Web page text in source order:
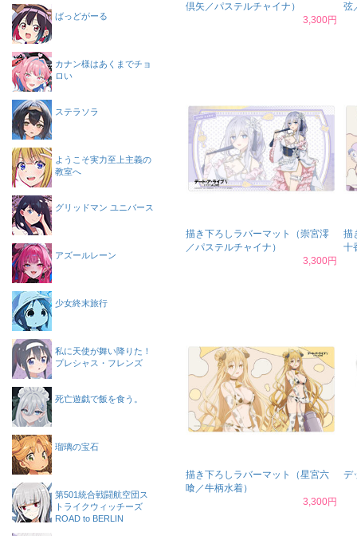
倶矢／パステルチャイナ）
3,300円
弦
描き下ろしラバーマット（崇宮澪
／パステルチャイナ）
3,300円
描
十
描き下ろしラバーマット（星宮六
喰／牛柄水着）
3,300円
デ
ばっどがーる
カナン様はあくまでチョ
ロい
ステラソラ
ようこそ実力至上主義の
教室へ
グリッドマン ユニバース
アズールレーン
少女終末旅行
私に天使が舞い降りた！
プレシャス・フレンズ
死亡遊戯で飯を食う。
瑠璃の宝石
第501統合戦闘航空団ス
トライクウィッチーズ
ROAD to BERLIN